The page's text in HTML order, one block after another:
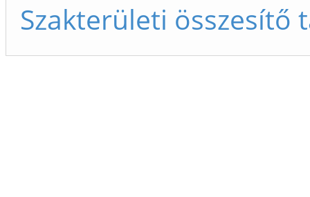
Szakterületi összesítő